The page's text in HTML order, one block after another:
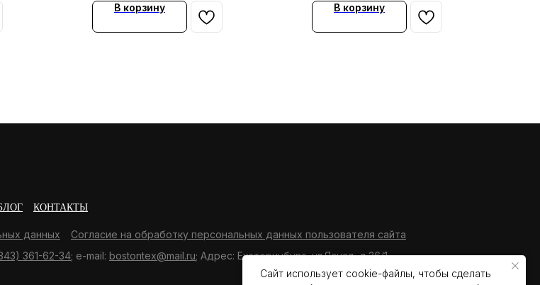
В корзину В корзину
КОНТАКТЫ
данных
Согласие на обработку персональных данных пользователя сайта
361-62-34; e-mail: bostontex@mail.ru; Адрес: Екатеринбург, ул.Ясная, д.36/1
Сайт использует cookie-файлы, чтобы сделать